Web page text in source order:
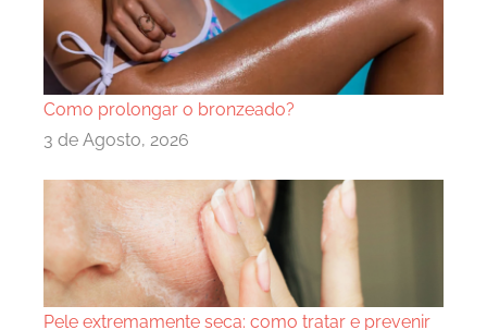
Como prolongar o bronzeado?
3 de Agosto, 2026
Pele extremamente seca: como tratar e prevenir